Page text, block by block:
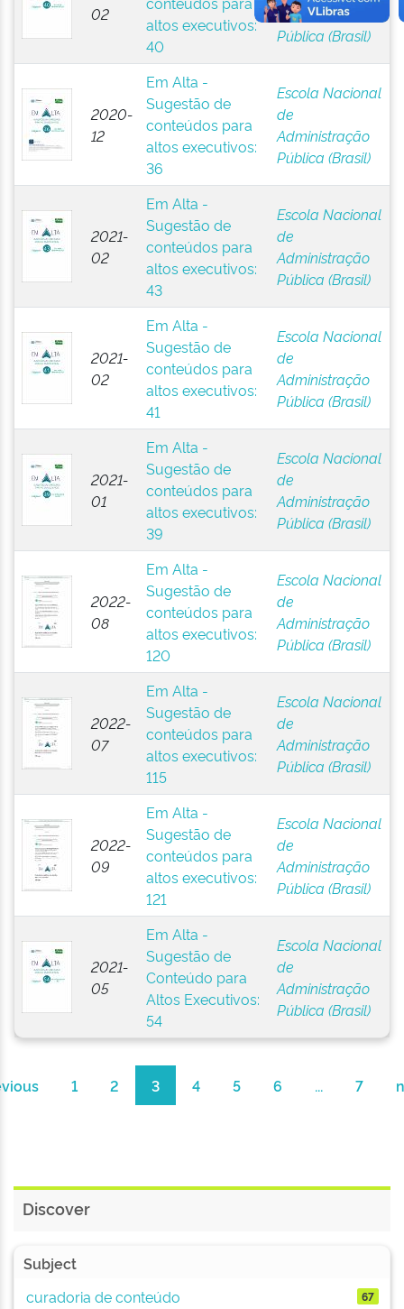
02
altos executivos:
40
Administração
Pública (Brasil)
2020-
12
Em Alta -
Sugestão de
conteúdos para
altos executivos:
36
Escola Nacional
de
Administração
Pública (Brasil)
2021-
02
Em Alta -
Sugestão de
conteúdos para
altos executivos:
43
Escola Nacional
de
Administração
Pública (Brasil)
2021-
02
Em Alta -
Sugestão de
conteúdos para
altos executivos:
41
Escola Nacional
de
Administração
Pública (Brasil)
2021-
01
Em Alta -
Sugestão de
conteúdos para
altos executivos:
39
Escola Nacional
de
Administração
Pública (Brasil)
2022-
08
Em Alta -
Sugestão de
conteúdos para
altos executivos:
120
Escola Nacional
de
Administração
Pública (Brasil)
2022-
07
Em Alta -
Sugestão de
conteúdos para
altos executivos:
115
Escola Nacional
de
Administração
Pública (Brasil)
2022-
09
Em Alta -
Sugestão de
conteúdos para
altos executivos:
121
Escola Nacional
de
Administração
Pública (Brasil)
2021-
05
Em Alta -
Sugestão de
Conteúdo para
Altos Executivos:
54
Escola Nacional
de
Administração
Pública (Brasil)
1 2 3 4 5 6 ... 7
Discover
Subject
curadoria de conteúdo
67